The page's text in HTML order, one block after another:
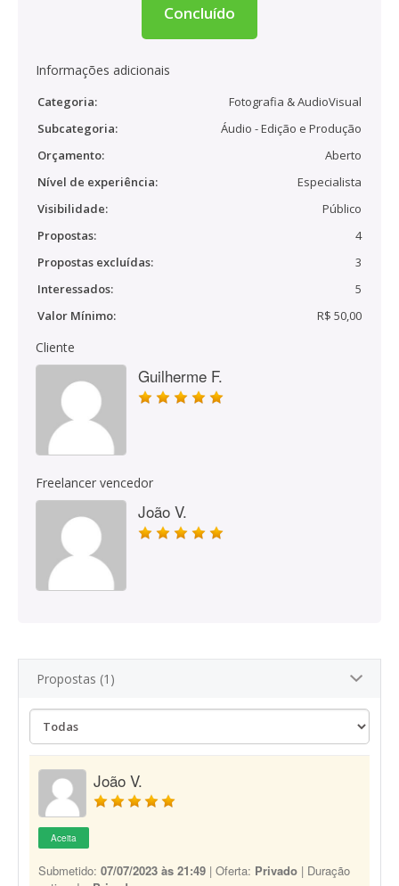
Concluído
Informações adicionais
Categoria:
Fotografia & AudioVisual
Subcategoria:
Áudio - Edição e Produção
Orçamento:
Aberto
Nível de experiência:
Especialista
Visibilidade:
Público
Propostas:
4
Propostas excluídas:
3
Interessados:
5
Valor Mínimo:
R$ 50,00
Cliente
Guilherme F.
Freelancer vencedor
João V.
Propostas (1)
João V.
Aceita
Submetido: 07/07/2023 às 21:49 | Oferta: Privado | Duração